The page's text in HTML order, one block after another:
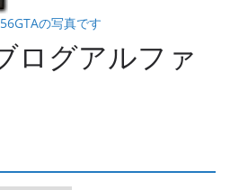
の写真です
ログアルファ